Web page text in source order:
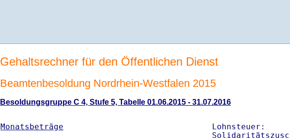
Gehaltsrechner für den Öffentlichen Dienst
Beamtenbesoldung Nordrhein-Westfalen 2015
Besoldungsgruppe C 4, Stufe 5, Tabelle 01.06.2015 - 31.07.2016
Monatsbeträge
Lohnsteuer: